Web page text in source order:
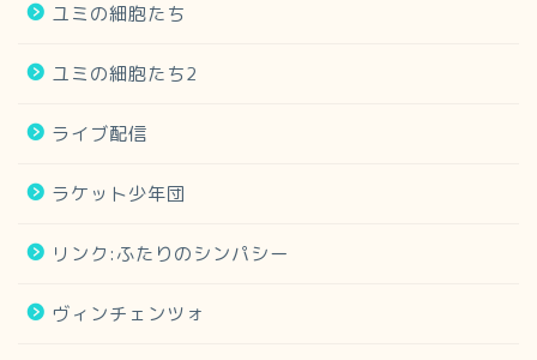
ユミの細胞たち
ユミの細胞たち2
ライブ配信
ラケット少年団
リンク:ふたりのシンパシー
ヴィンチェンツォ